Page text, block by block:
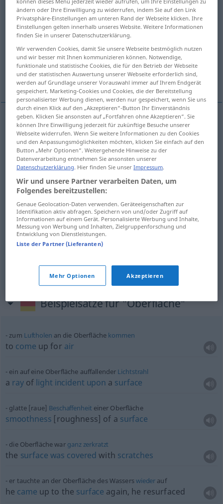
Übersicht aller Übersetzungen
(Für mehr Details die Übersetzung anklicken/antippen)
surface surface area finish
interface
surface Oberfläche
(surface)area OberflächeFlächeninhalt
finish Oberfläche TECH
Oberfläche IT eines Programms
Beispielsätze für "Oberfläche"
zum Luftholen an die Oberfläche kommen
to come up for air
ein auf eine Oberfläche auffallender Lichtstrahl
a rayof light incident upon a surface
glatte [raue] Beschaffenheit einer Oberfläche
smoothness [roughness] of a surface
die Oberfläche war ganz zerkratzt
the surface was covered with scratches
er tauchte an der Oberfläche des Wasserswieder auf
he came up to the surface again, he resurfaced
ändern oder Ihre Einwilligung zu widerrufen, indem Sie auf den Link
Privatsphäre-Einstellungen am unteren Rand der Webseite klicken. Ihre
Einstellungen gelten innerhalb unseres Website. Weitere Informationen
finden Sie in unserer Datenschutzerklärung.
Wir verwenden Cookies, damit Sie unsere Webseite bestmöglich nutzen
und wir besser mit Ihnen kommunizieren können. Notwendige,
funktionale und statistische Cookies, die für den Betrieb der Webseite
und der statistischen Auswertung unserer Webseite erforderlich sind,
werden auf Grundlage unserer Vorauswahl immer auf Ihrem Endgerät
gespeichert. Marketing-Cookies und Cookies, die der Bereitstellung
personalisierter Werbung dienen, werden nur gespeichert, wenn Sie uns
durch einen Klick auf den „Akzeptieren“-Button Ihr Einverständnis
geben. Klicken Sie ansonsten auf „Fortfahren ohne Akzeptieren“. Sie
können Ihre Einwilligung jederzeit für zukünftige Besuche unserer
Webseite widerrufen. Wenn Sie weitere Informationen zu den Cookies
und den Anpassungsmöglichkeiten möchten, klicken Sie einfach auf den
Button „Mehr Optionen“. Weitergehende Hinweise zu der
Datenverarbeitung entnehmen Sie ansonsten unserer
Datenschutzerklärung. Hier finden Sie unserImpressum.
Wir und unsere Partner verarbeiten Daten, um
Folgendes bereitzustellen:
Genaue Geolocation-Daten verwenden. Geräteeigenschaften zur
Identifikation aktiv abfragen. Speichern von und/oder Zugriff auf
Informationen auf einem Gerät. Personalisierte Werbung und Inhalte,
Messung von Werbung und Inhalten, Zielgruppenforschung und
Entwicklung von Dienstleistungen.
Liste der Partner (Lieferanten)
Mehr Optionen Akzeptieren